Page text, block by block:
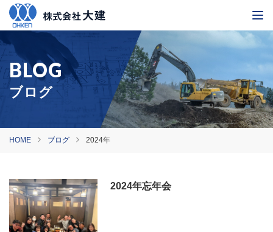
ブログ
HOME ブログ 2024年
2024年忘年会